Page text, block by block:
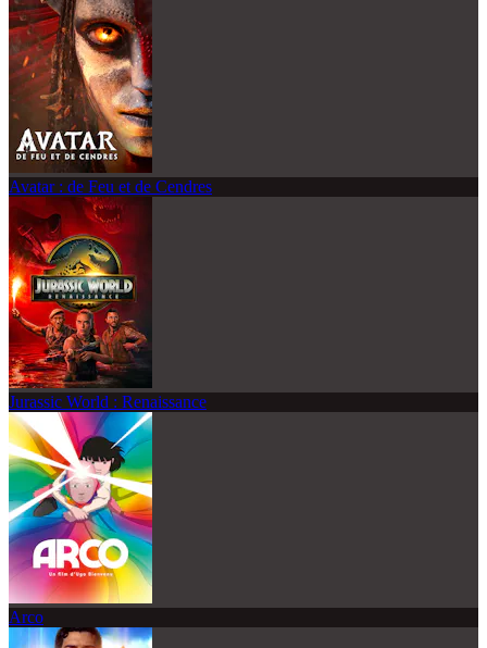
Avatar : de Feu et de Cendres
Jurassic World : Renaissance
Arco